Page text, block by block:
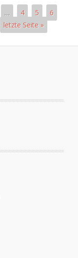
… 4 5
6
letzte Seite »